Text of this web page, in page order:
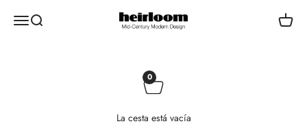
MenúBuscar HEIRLOOM VALENCIA Carrito
0
La cesta está vacía